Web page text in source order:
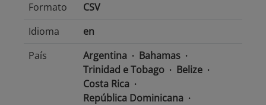
Formato
CSV
Idioma
en
País
Argentina
Bahamas
Trinidad e Tobago
Belize
Costa Rica
República Dominicana